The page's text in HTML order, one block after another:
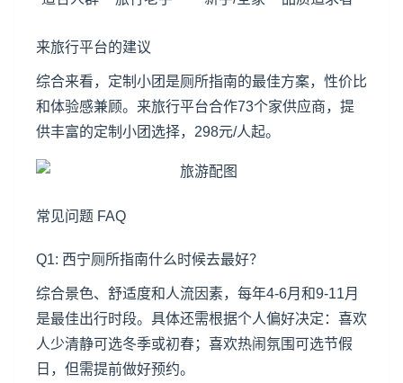
来旅行平台的建议
综合来看，定制小团是厕所指南的最佳方案，性价比
和体验感兼顾。来旅行平台合作73个家供应商，提
供丰富的定制小团选择，298元/人起。
常见问题 FAQ
Q1: 西宁厕所指南什么时候去最好？
综合景色、舒适度和人流因素，每年4-6月和9-11月
是最佳出行时段。具体还需根据个人偏好决定：喜欢
人少清静可选冬季或初春；喜欢热闹氛围可选节假
日，但需提前做好预约。